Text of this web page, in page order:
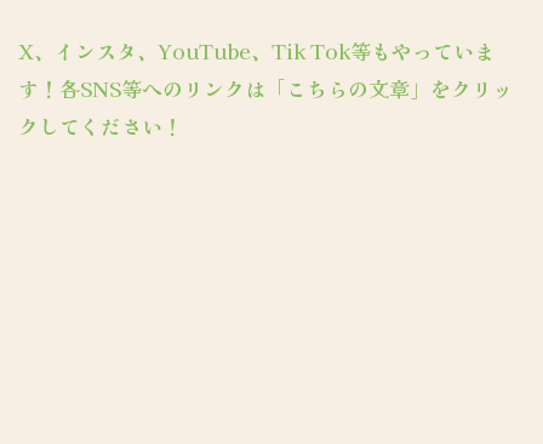
X、インスタ、YouTube、Tik Tok等もやっていま
す！各SNS等へのリンクは「こちらの文章」をクリッ
クしてください！